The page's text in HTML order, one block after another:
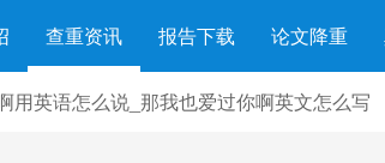
查重资讯 报告下载 论文降重
用英语怎么说_那我也爱过你啊英文怎么写